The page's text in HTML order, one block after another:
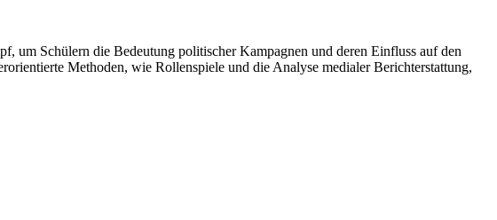
um Schülern die Bedeutung politischer Kampagnen und deren Einfluss auf den
Methoden, wie Rollenspiele und die Analyse medialer Berichterstattung,